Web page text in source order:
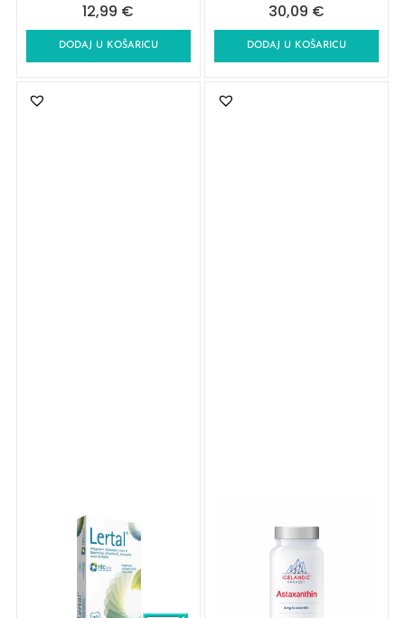
12,99 €
DODAJ U KOŠARICU
30,09 €
DODAJ U KOŠARICU